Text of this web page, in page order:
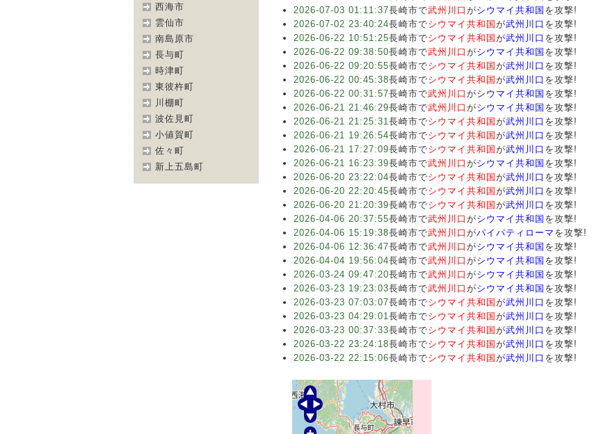
西海市
雲仙市
南島原市
長与町
時津町
東彼杵町
川棚町
波佐見町
小値賀町
佐々町
新上五島町
2026-07-03 01:11:37長崎市で武州川口 がシウマイ共和国 を攻撃!
2026-07-02 23:40:24長崎市でシウマイ共和国 が武州川口 を攻撃!
2026-06-22 10:51:25長崎市でシウマイ共和国 が武州川口 を攻撃!
2026-06-22 09:38:50長崎市で武州川口 がシウマイ共和国 を攻撃!
2026-06-22 09:20:55長崎市でシウマイ共和国 が武州川口 を攻撃!
2026-06-22 00:45:38長崎市でシウマイ共和国 が武州川口 を攻撃!
2026-06-22 00:31:57長崎市で武州川口 がシウマイ共和国 を攻撃!
2026-06-21 21:46:29長崎市で武州川口 がシウマイ共和国 を攻撃!
2026-06-21 21:25:31長崎市でシウマイ共和国 が武州川口 を攻撃!
2026-06-21 19:26:54長崎市でシウマイ共和国 が武州川口 を攻撃!
2026-06-21 17:27:09長崎市でシウマイ共和国 が武州川口 を攻撃!
2026-06-21 16:23:39長崎市で武州川口 がシウマイ共和国 を攻撃!
2026-06-20 23:22:04長崎市でシウマイ共和国 が武州川口 を攻撃!
2026-06-20 22:20:45長崎市でシウマイ共和国 が武州川口 を攻撃!
2026-06-20 21:20:39長崎市でシウマイ共和国 が武州川口 を攻撃!
2026-04-06 20:37:55長崎市で武州川口 がシウマイ共和国 を攻撃!
2026-04-06 15:19:38長崎市で武州川口 がパイパティローマ を攻撃!
2026-04-06 12:36:47長崎市で武州川口 がシウマイ共和国 を攻撃!
2026-04-04 19:56:04長崎市で武州川口 がシウマイ共和国 を攻撃!
2026-03-24 09:47:20長崎市で武州川口 がシウマイ共和国 を攻撃!
2026-03-23 19:23:03長崎市で武州川口 がシウマイ共和国 を攻撃!
2026-03-23 07:03:07長崎市でシウマイ共和国 が武州川口 を攻撃!
2026-03-23 04:29:01長崎市でシウマイ共和国 が武州川口 を攻撃!
2026-03-23 00:37:33長崎市でシウマイ共和国 が武州川口 を攻撃!
2026-03-22 23:24:18長崎市でシウマイ共和国 が武州川口 を攻撃!
2026-03-22 22:15:06長崎市でシウマイ共和国 が武州川口 を攻撃!